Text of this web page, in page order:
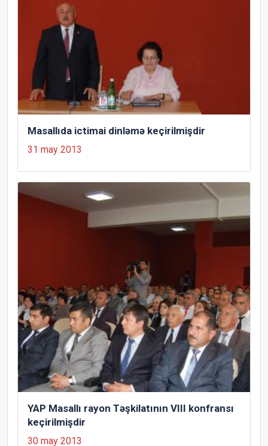
Masallıda ictimai dinləmə keçirilmişdir
31 may 2013
YAP Masallı rayon Təşkilatının VIII konfransı
keçirilmişdir
30 may 2013